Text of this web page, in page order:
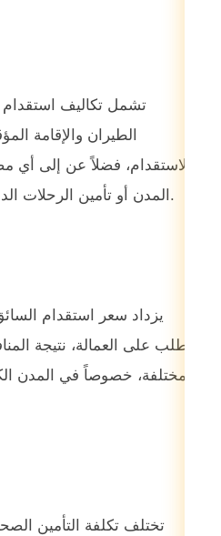
تشمل تكاليف
الطيران والإقامة
الاستقدام، فضلاً عن إلى أي
المدن أو تأمين الرحلات الداخلية للسائق قبل الوصول.
يزداد سعر استقدام
الطلب على العمالة، نتيجة
المختلفة، خصوصاً في المدن
تختلف تكلفة التأمين